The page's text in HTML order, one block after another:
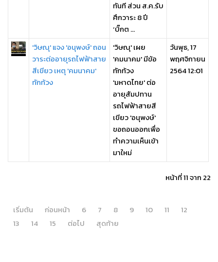
ทันที ส่วน ส.ค.รับ
ศึกวาระ 8 ปี
‘บิ๊กต ...
'วิษณุ' แจง 'อนุพงษ์' ถอน
วาระต่ออายุรถไฟฟ้าสาย
สีเขียว เหตุ 'คมนาคม'
ทักท้วง
'วิษณุ' เผย
'คมนาคม' มีข้อ
ทักท้วง
'มหาดไทย' ต่อ
อายุสัมปทาน
รถไฟฟ้าสายสี
เขียว 'อนุพงษ์'
ขอถอนออกเพื่อ
ทำความเห็นเข้า
มาใหม่
วันพุธ, 17
พฤศจิกายน
2564 12:01
หน้าที่ 11 จาก 22
เริ่มต้น ก่อนหน้า 6 7 8 9 10 11
12
13
14 15 ต่อไป สุดท้าย